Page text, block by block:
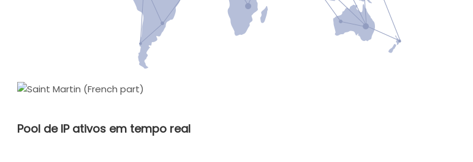
Pool de IP ativos em tempo real